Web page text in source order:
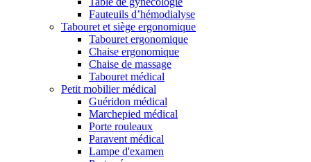
Fauteuils d’hémodialyse
Tabouret et siège ergonomique
Tabouret ergonomique
Chaise ergonomique
Chaise de massage
Tabouret médical
Petit mobilier médical
Guéridon médical
Marchepied médical
Porte rouleaux
Paravent médical
Lampe d'examen